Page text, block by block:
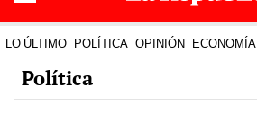
LO ÚLTIMO POLÍTICA OPINIÓN ECONOMÍA
Política